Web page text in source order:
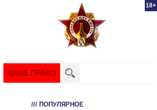
18+
ВАШЕ ПРАВО
/// ПОПУЛЯРНОЕ